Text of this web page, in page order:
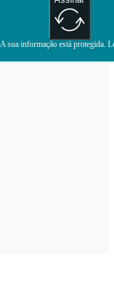
A sua informação está protegida.